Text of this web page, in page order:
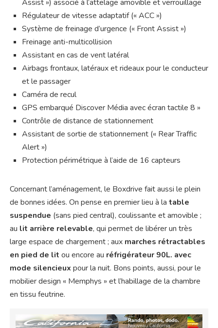
Assist ») associé à l’attelage amovible et verrouillage
Régulateur de vitesse adaptatif (« ACC »)
Système de freinage d’urgence (« Front Assist »)
Freinage anti-multicollision
Assistant en cas de vent latéral
Airbags frontaux, latéraux et rideaux pour le conducteur
et le passager
Caméra de recul
GPS embarqué Discover Média avec écran tactile 8 »
Contrôle de distance de stationnement
Assistant de sortie de stationnement (« Rear Traffic
Alert »)
Protection périmétrique à l’aide de 16 capteurs
Concernant l’aménagement, le Boxdrive fait aussi le plein
de bonnes idées. On pense en premier lieu à la table
suspendue (sans pied central), coulissante et amovible ;
au lit arrière relevable, qui permet de libérer un très
large espace de chargement ; aux marches rétractables
en pied de lit ou encore au réfrigérateur 90L. avec
mode silencieux pour la nuit. Bons points, aussi, pour le
mobilier design « Memphys » et l’habillage de la chambre
en tissu feutrine.